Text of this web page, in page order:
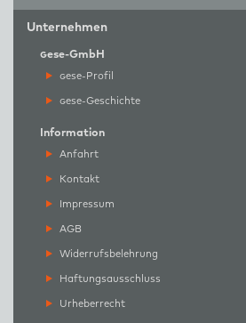
Unternehmen
gese-GmbH
gese-Profil
gese-Geschichte
Information
Anfahrt
Kontakt
Impressum
AGB
Widerrufsbelehrung
Haftungsausschluss
Urheberrecht